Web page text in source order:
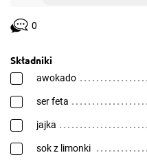
0
Składniki
awokado
ser feta
jajka
sok z limonki